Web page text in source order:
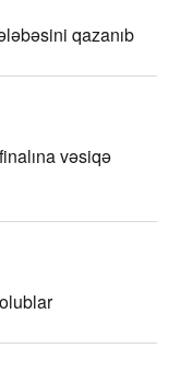
qazanıb
vəsiqə